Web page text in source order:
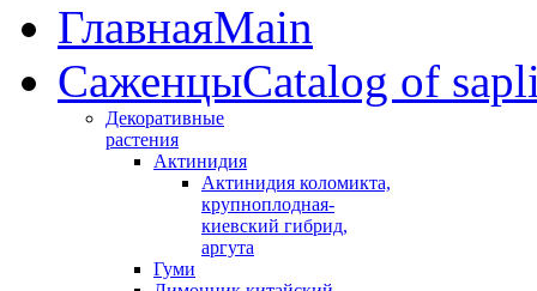
ГлавнаяMain
СаженцыCatalog of
Декоративные
растения
Актинидия
Актинидия коломикта,
крупноплодная-
киевский гибрид,
аргута
Гуми